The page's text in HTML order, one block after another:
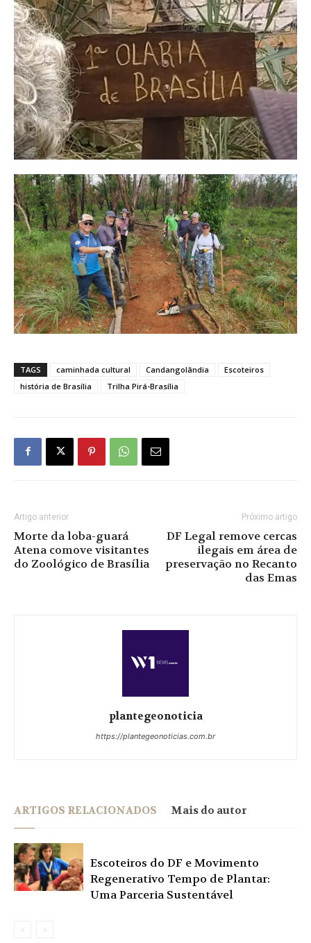
TAGS caminhada cultural Candangolândia
Escoteiros
história de Brasília
Trilha Pirá-Brasília
Artigo anterior
Morte da loba-guará
Atena comove visitantes
do Zoológico de Brasília
Próximo artigo
DF Legal remove cercas
ilegais em área de
preservação no Recanto
das Emas
plantegeonoticia
https://plantegeonoticias.com.br
ARTIGOS RELACIONADOS Mais do autor
Escoteiros do DF e Movimento
Regenerativo Tempo de Plantar:
Uma Parceria Sustentável